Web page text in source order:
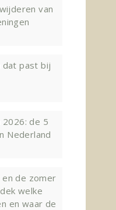
van
dat past bij
de 5
Nederland
de zomer
welke
en waar de